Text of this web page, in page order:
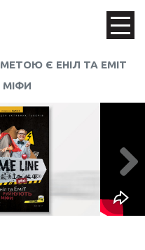
Є ЕНІЛ ТА ЕМІТ